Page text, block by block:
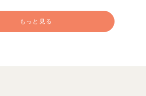
もっと見る